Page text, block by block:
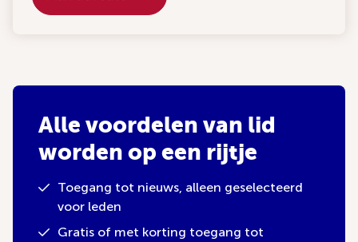
Alle voordelen van lid
worden op een rijtje
Toegang tot nieuws, alleen geselecteerd
voor leden
Gratis of met korting toegang tot